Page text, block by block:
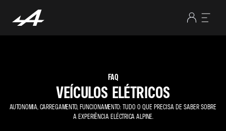
FAQ
VEÍCULOS ELÉTRICOS
AUTONOMIA, CARREGAMENTO, FUNCIONAMENTO: TUDO O QUE PRECISA DE SABER SOBRE
A EXPERIÊNCIA ELÉCTRICA ALPINE.